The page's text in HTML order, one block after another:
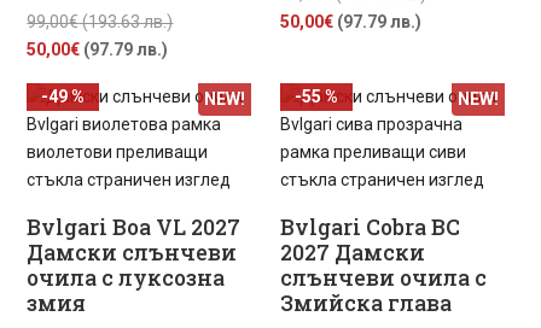
99,00€(193.63 лв.)Original
99,00€
(193.63
лв.).
50,00€ (97.79 лв.)
е:
50,00€
(97.79
лв.).
(193.63
лв.).
50,00€ (97.79 лв.)
50,00€
(97.79
лв.).
Bvlgari Boa VL 2027
Дамски слънчеви
очила с луксозна
змия
NEW!
-49 %
Bvlgari Cobra BC
2027 Дамски
слънчеви очила с
Змийска глава
NEW!
-55 %